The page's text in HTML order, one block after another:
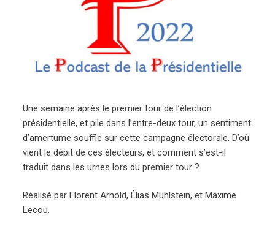
Une semaine après le premier tour de l’élection
présidentielle, et pile dans l’entre-deux tour, un sentiment
d’amertume souffle sur cette campagne électorale. D’où
vient le dépit de ces électeurs, et comment s’est-il
traduit dans les urnes lors du premier tour ?
Réalisé par Florent Arnold, Élias Muhlstein, et Maxime
Lecou.